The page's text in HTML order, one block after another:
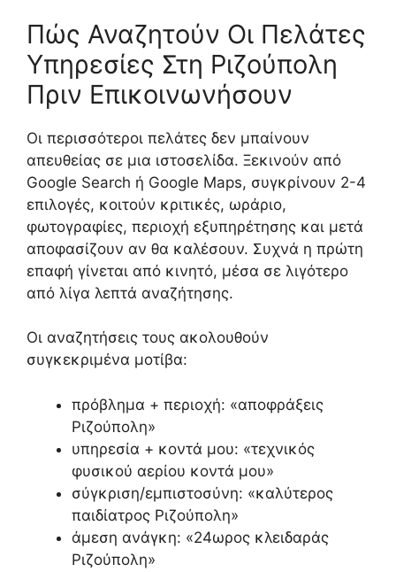
Πώς Αναζητούν Οι Πελάτες
Υπηρεσίες Στη Ριζούπολη
Πριν Επικοινωνήσουν
Οι περισσότεροι πελάτες δεν μπαίνουν
απευθείας σε μια ιστοσελίδα. Ξεκινούν από
Google Search ή Google Maps, συγκρίνουν 2-4
επιλογές, κοιτούν κριτικές, ωράριο,
φωτογραφίες, περιοχή εξυπηρέτησης και μετά
αποφασίζουν αν θα καλέσουν. Συχνά η πρώτη
επαφή γίνεται από κινητό, μέσα σε λιγότερο
από λίγα λεπτά αναζήτησης.
Οι αναζητήσεις τους ακολουθούν
συγκεκριμένα μοτίβα:
πρόβλημα + περιοχή: «αποφράξεις
Ριζούπολη»
υπηρεσία + κοντά μου: «τεχνικός
φυσικού αερίου κοντά μου»
σύγκριση/εμπιστοσύνη: «καλύτερος
παιδίατρος Ριζούπολη»
άμεση ανάγκη: «24ωρος κλειδαράς
Ριζούπολη»